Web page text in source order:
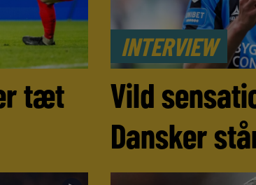
tæt
INTERVIEW
Vild
Dansker